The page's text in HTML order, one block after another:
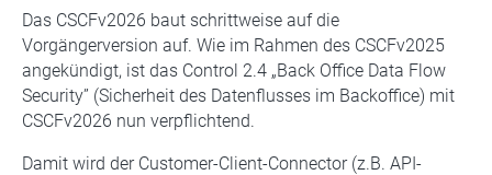
Das CSCFv2026 baut schrittweise auf die
Vorgängerversion auf. Wie im Rahmen des CSCFv2025
angekündigt, ist das Control 2.4 „Back Office Data Flow
Security” (Sicherheit des Datenflusses im Backoffice) mit
CSCFv2026 nun verpflichtend.
Damit wird der Customer-Client-Connector (z.B. API-